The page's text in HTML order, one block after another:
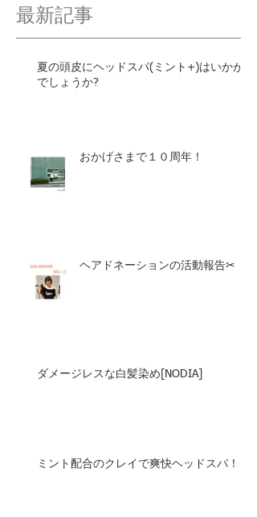
最新記事
夏の頭皮にヘッドスパ(ミント+)はいかが
でしょうか?
おかげさまで１０周年！
ヘアドネーションの活動報告✂︎
ダメージレスな白髪染め[NODIA]
ミント配合のクレイで爽快ヘッドスパ！